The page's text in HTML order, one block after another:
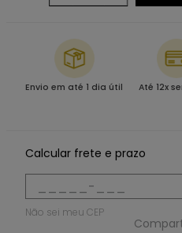
Envio em até 1 dia útil Até 12x
Calcular frete e prazo
Não sei meu CEP